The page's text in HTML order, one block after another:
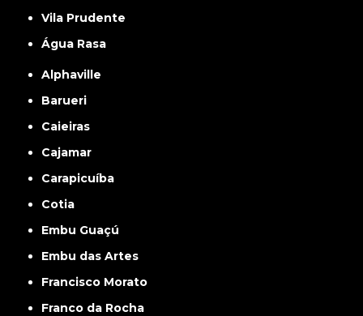
Vila Prudente
Água Rasa
Alphaville
Barueri
Caieiras
Cajamar
Carapicuíba
Cotia
Embu Guaçú
Embu das Artes
Francisco Morato
Franco da Rocha